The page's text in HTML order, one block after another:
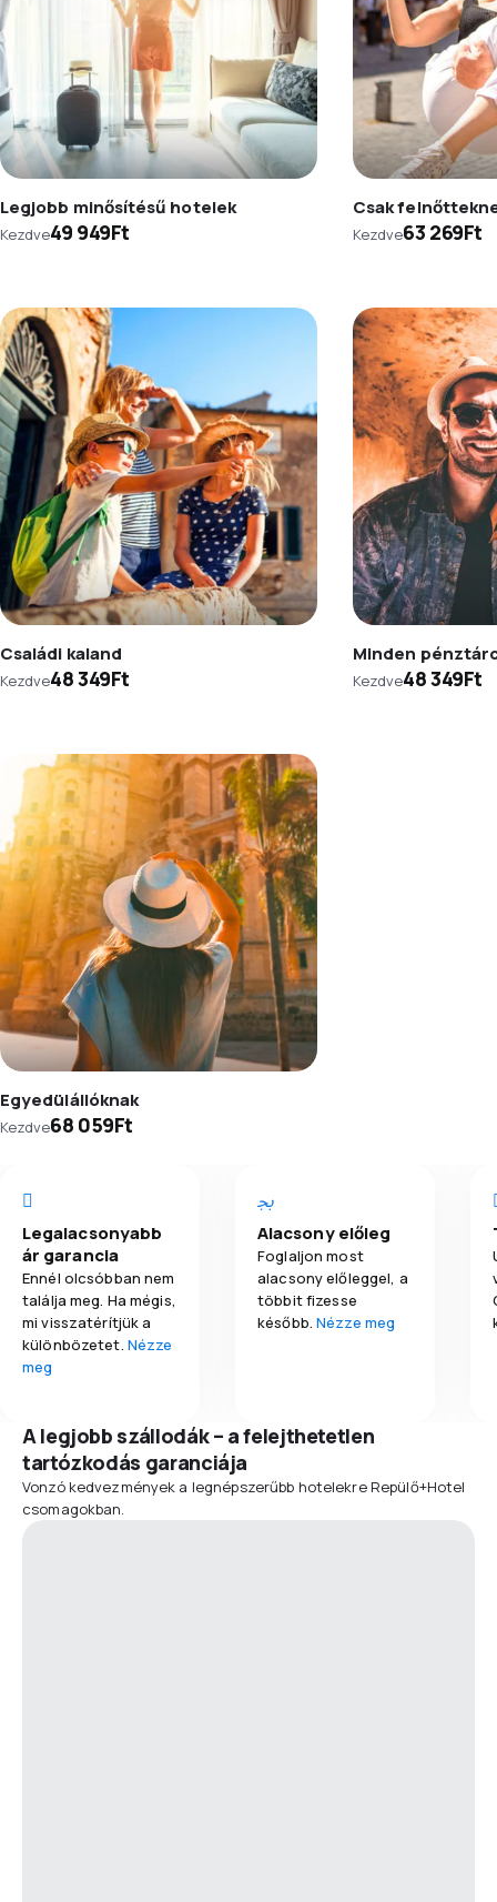
Legjobb minősítésű hotelek
Kezdve49 949Ft
Csak
Kezdve63 269Ft
Családi kaland
Kezdve48 349Ft
Minden
Kezdve48 349Ft
Egyedülállóknak
Kezdve68 059Ft
Legalacsonyabb
ár garancia
Ennél olcsóbban nem
találja meg. Ha mégis,
mi visszatérítjük a
különbözetet. Nézze
meg
Alacsony előleg
Foglaljon most
alacsony előleggel, a
többit fizesse
később.Nézze meg
A legjobb szállodák – a felejthetetlen
tartózkodás garanciája
Vonzó kedvezmények a legnépszerűbb hotelekre Repülő+Hotel
csomagokban.